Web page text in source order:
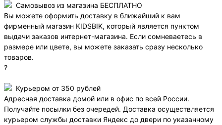
Самовывоз из магазина БЕСПЛАТНО
Вы можете оформить доставку в ближайший к вам
фирменный магазин KIDSBIK, который является пунктом
выдачи заказов интернет-магазина. Если сомневаетесь в
размере или цвете, вы можете заказать сразу несколько
товаров.
?
Курьером от 350 рублей
Адресная доставка домой или в офис по всей России.
Получайте посылки без очередей. Доставка осуществляется
курьером службы доставки Яндекс до двери по указанному